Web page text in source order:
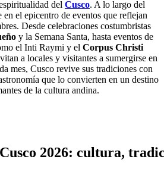
del Cusco. A lo largo del
el epicentro de eventos que reflejan
Desde celebraciones costumbristas
y la Semana Santa, hasta eventos de
el Inti Raymi y el Corpus Christi
a locales y visitantes a sumergirse en
mes, Cusco revive sus tradiciones con
que lo convierten en un destino
de la cultura andina.
2026: cultura,